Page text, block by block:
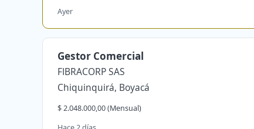
Ayer
Gestor Comercial
FIBRACORP SAS
Chiquinquirá, Boyacá
$ 2.048.000,00 (Mensual)